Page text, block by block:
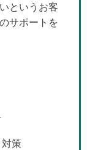
というお客
サポートを
対策